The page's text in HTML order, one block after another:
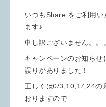
いつもShare をご利用
ます♪
申し訳ございません。。。
キャンペーンのお知らせ
誤りがありました！
正しくは6/3,10,17,24の
おりますので